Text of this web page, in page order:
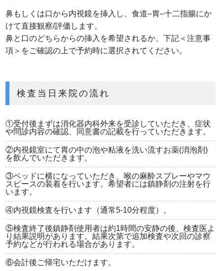
鼻もしくは口から内視鏡を挿入し、食道–胃–十二指腸にか
けて直接観察/評価します。
鼻と口のどちらからの挿入を希望されるか、下記＜注意事
項＞をご確認の上で予約時に選択されてください。
検査当日来院の流れ
①受付後まずは消化器内科外来を受診していただき、症状
や問診内容の確認、同意書の記載を行っていただきます。
②内視鏡室にて胃の中の泡や粘液を洗い流すお薬(消泡剤)
を飲んでいただきます。
③ベッドに横になっていただき、喉の麻酔スプレーやマウ
スピースの装着を行います。希望者には鎮静剤の注射を行
います。
④内視鏡検査を行います（通常5-10分程度）。
⑤検査終了後鎮静剤使用者は約1時間の安静の後、検査医よ
り結果説明があります。結果次第で追加検査や次回の診察
予約などが行われる場合があります。
⑥会計後ご帰宅いただけます。